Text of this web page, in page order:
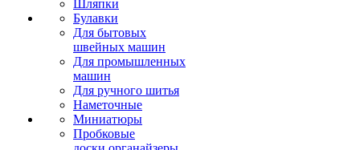
Шляпки
Булавки
Для бытовых
швейных машин
Для промышленных
машин
Для ручного шитья
Наметочные
Миниатюры
Пробковые